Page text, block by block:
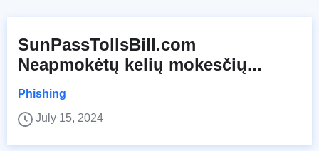
SunPassTollsBill.com
Neapmokėtų kelių mokesčių...
Phishing
July 15, 2024